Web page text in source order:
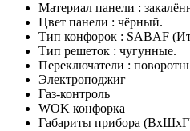
Материал панели :
Цвет панели : чёрный.
Тип конфорок : SABAF
Тип решеток : чугунные.
Переключатели :
Электроподжиг
Газ-контроль
WOK конфорка
Габариты прибора